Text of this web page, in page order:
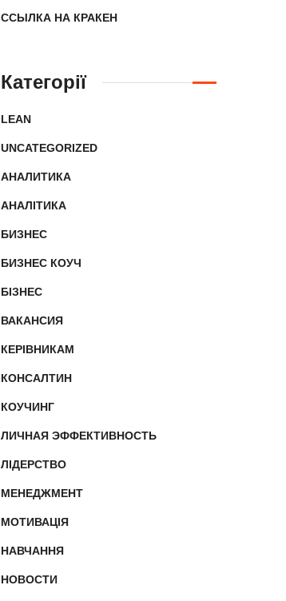
ССЫЛКА НА КРАКЕН
Категорії
LEAN
UNCATEGORIZED
АНАЛИТИКА
АНАЛІТИКА
БИЗНЕС
БИЗНЕС КОУЧ
БІЗНЕС
ВАКАНСИЯ
КЕРІВНИКАМ
КОНСАЛТИН
КОУЧИНГ
ЛИЧНАЯ ЭФФЕКТИВНОСТЬ
ЛІДЕРСТВО
МЕНЕДЖМЕНТ
МОТИВАЦІЯ
НАВЧАННЯ
НОВОСТИ